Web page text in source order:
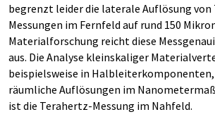
begrenzt leider die laterale Auflösung
Messungen im Fernfeld auf rund 150
Materialforschung reicht diese
aus. Die Analyse kleinskaliger
beispielsweise in
räumliche Auflösungen im
ist die Terahertz-Messung im Nahfeld.